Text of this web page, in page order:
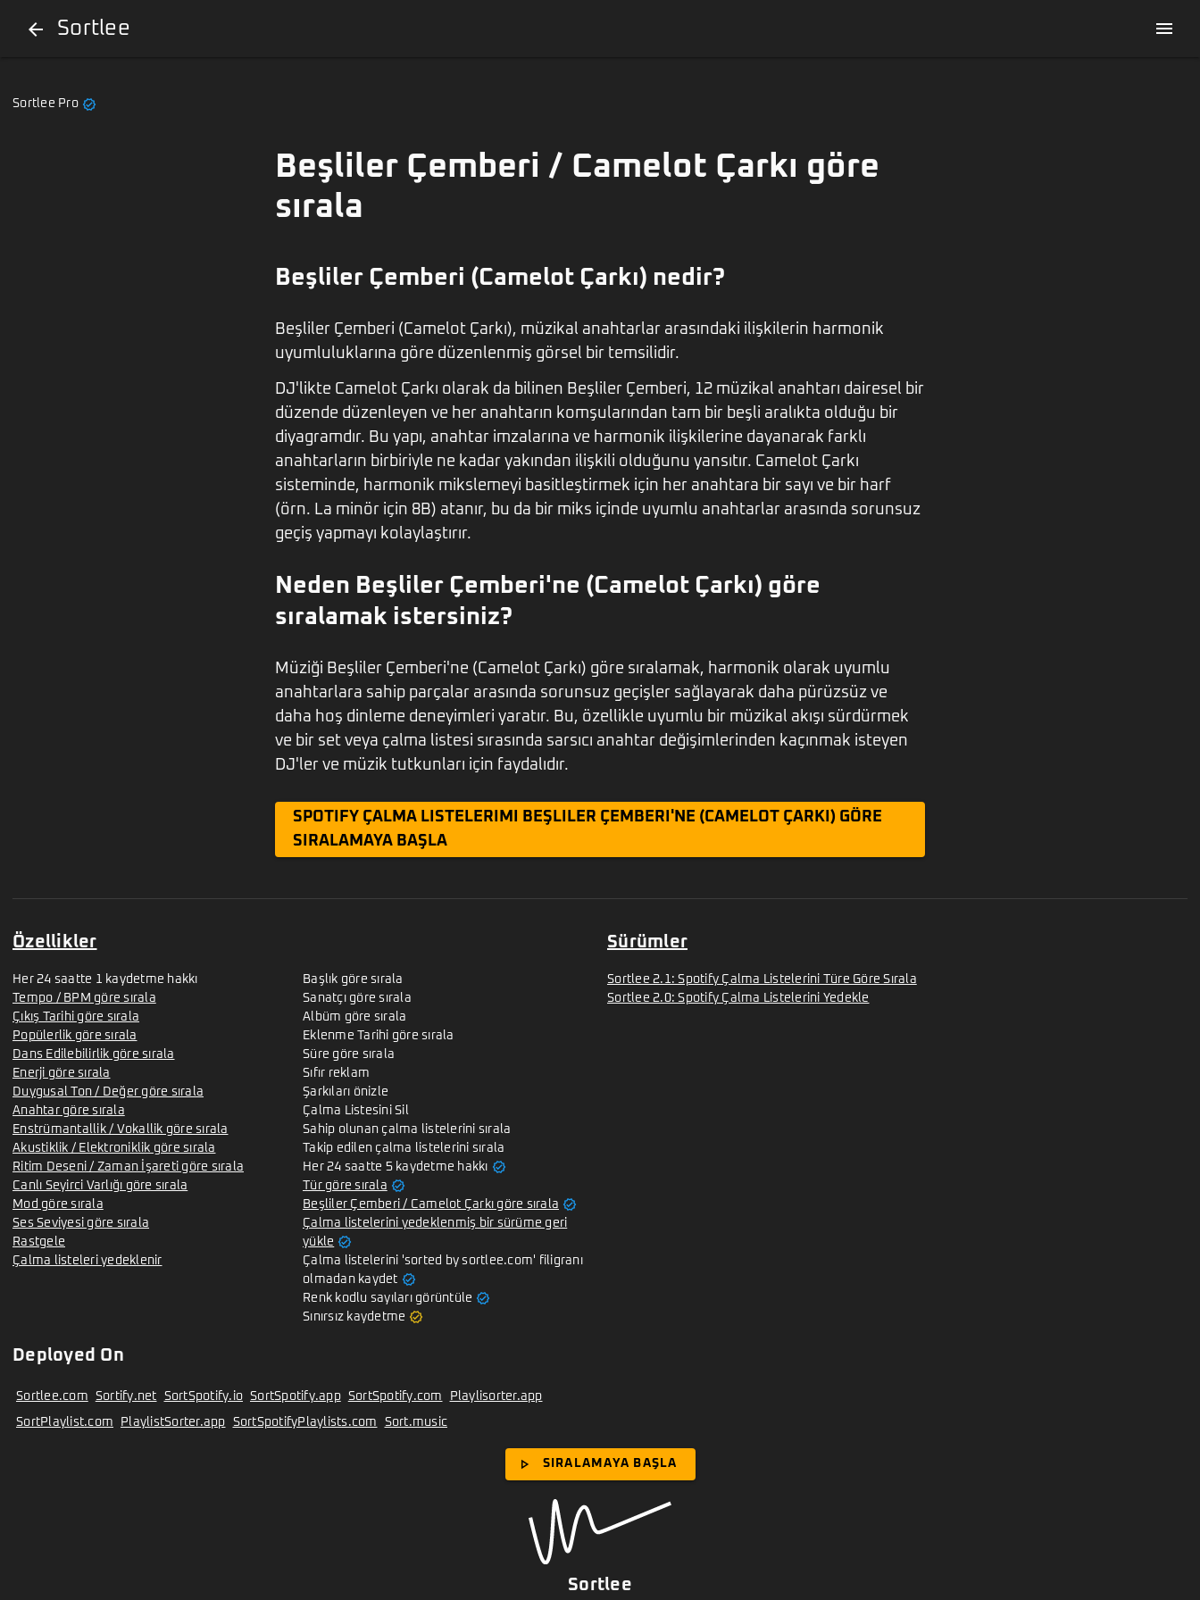
arrow_back Sortlee menu
Sortlee Pro verified
Beşliler Çemberi / Camelot Çarkı göre
sırala
Beşliler Çemberi (Camelot Çarkı) nedir?
Beşliler Çemberi (Camelot Çarkı), müzikal anahtarlar arasındaki ilişkilerin harmonik
uyumluluklarına göre düzenlenmiş görsel bir temsilidir.
DJ'likte Camelot Çarkı olarak da bilinen Beşliler Çemberi, 12 müzikal anahtarı dairesel bir
düzende düzenleyen ve her anahtarın komşularından tam bir beşli aralıkta olduğu bir
diyagramdır. Bu yapı, anahtar imzalarına ve harmonik ilişkilerine dayanarak farklı
anahtarların birbiriyle ne kadar yakından ilişkili olduğunu yansıtır. Camelot Çarkı
sisteminde, harmonik mikslemeyi basitleştirmek için her anahtara bir sayı ve bir harf
(örn. La minör için 8B) atanır, bu da bir miks içinde uyumlu anahtarlar arasında sorunsuz
geçiş yapmayı kolaylaştırır.
Neden Beşliler Çemberi'ne (Camelot Çarkı) göre
sıralamak istersiniz?
Müziği Beşliler Çemberi'ne (Camelot Çarkı) göre sıralamak, harmonik olarak uyumlu
anahtarlara sahip parçalar arasında sorunsuz geçişler sağlayarak daha pürüzsüz ve
daha hoş dinleme deneyimleri yaratır. Bu, özellikle uyumlu bir müzikal akışı sürdürmek
ve bir set veya çalma listesi sırasında sarsıcı anahtar değişimlerinden kaçınmak isteyen
DJ'ler ve müzik tutkunları için faydalıdır.
SPOTIFY ÇALMA LISTELERIMI BEŞLILER ÇEMBERI'NE (CAMELOT ÇARKI) GÖRE
SIRALAMAYA BAŞLA
Özellikler
Her 24 saatte 1 kaydetme hakkı
Tempo / BPM göre sırala
Çıkış Tarihi göre sırala
Popülerlik göre sırala
Dans Edilebilirlik göre sırala
Enerji göre sırala
Duygusal Ton / Değer göre sırala
Anahtar göre sırala
Enstrümantallik / Vokallik göre sırala
Akustiklik / Elektroniklik göre sırala
Ritim Deseni / Zaman İşareti göre sırala
Canlı Seyirci Varlığı göre sırala
Mod göre sırala
Ses Seviyesi göre sırala
Rastgele
Çalma listeleri yedeklenir
Başlık göre sırala
Sanatçı göre sırala
Albüm göre sırala
Eklenme Tarihi göre sırala
Süre göre sırala
Sıfır reklam
Şarkıları önizle
Çalma Listesini Sil
Sahip olunan çalma listelerini sırala
Takip edilen çalma listelerini sırala
Her 24 saatte 5 kaydetme hakkı verified
Tür göre sırala verified
Beşliler Çemberi / Camelot Çarkı göre sırala verified
Çalma listelerini yedeklenmiş bir sürüme geri
yükle verified
Çalma listelerini 'sorted by sortlee.com' filigranı
olmadan kaydet verified
Renk kodlu sayıları görüntüle verified
Sınırsız kaydetme verified
Sürümler
Sortlee 2.1: Spotify Çalma Listelerini Türe Göre Sırala
Sortlee 2.0: Spotify Çalma Listelerini Yedekle
Deployed On
Sortlee.com Sortify.net SortSpotify.io SortSpotify.app SortSpotify.com Playlisorter.app
SortPlaylist.com PlaylistSorter.app SortSpotifyPlaylists.com Sort.music
play_arrow SIRALAMAYA BAŞLA
Sortlee